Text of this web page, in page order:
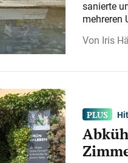
sanierte
mehreren
Iris